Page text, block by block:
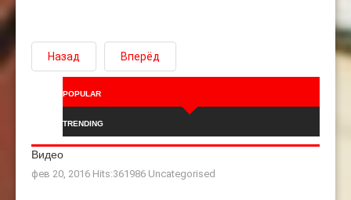
Назад Вперёд
POPULAR
TRENDING
Видео
фев 20, 2016 Hits:361986 Uncategorised